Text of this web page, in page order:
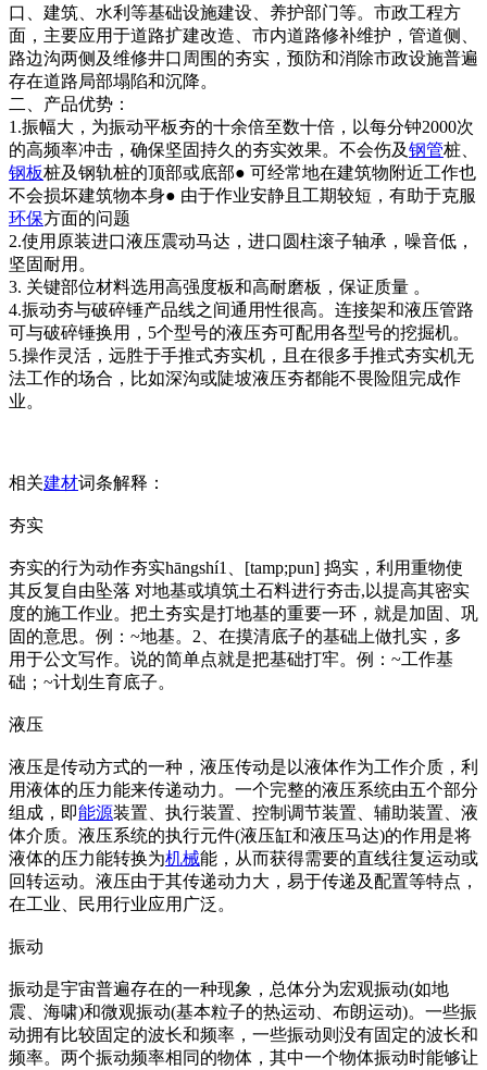
口、建筑、水利等基础设施建设、养护部门等。市政工程方
面，主要应用于道路扩建改造、市内道路修补维护，管道侧、
路边沟两侧及维修井口周围的夯实，预防和消除市政设施普遍
存在道路局部塌陷和沉降。
二、产品优势：
1.振幅大，为振动平板夯的十余倍至数十倍，以每分钟2000次
的高频率冲击，确保坚固持久的夯实效果。不会伤及钢管桩、
钢板桩及钢轨桩的顶部或底部● 可经常地在建筑物附近工作也
不会损坏建筑物本身● 由于作业安静且工期较短，有助于克服
环保方面的问题
2.使用原装进口液压震动马达，进口圆柱滚子轴承，噪音低，
坚固耐用。
3. 关键部位材料选用高强度板和高耐磨板，保证质量 。
4.振动夯与破碎锤产品线之间通用性很高。连接架和液压管路
可与破碎锤换用，5个型号的液压夯可配用各型号的挖掘机。
5.操作灵活，远胜于手推式夯实机，且在很多手推式夯实机无
法工作的场合，比如深沟或陡坡液压夯都能不畏险阻完成作
业。
相关建材词条解释：
夯实
夯实的行为动作夯实hāngshí1、[tamp;pun] 捣实，利用重物使
其反复自由坠落 对地基或填筑土石料进行夯击,以提高其密实
度的施工作业。把土夯实是打地基的重要一环，就是加固、巩
固的意思。例：~地基。2、在摸清底子的基础上做扎实，多
用于公文写作。说的简单点就是把基础打牢。例：~工作基
础；~计划生育底子。
液压
液压是传动方式的一种，液压传动是以液体作为工作介质，利
用液体的压力能来传递动力。一个完整的液压系统由五个部分
组成，即能源装置、执行装置、控制调节装置、辅助装置、液
体介质。液压系统的执行元件(液压缸和液压马达)的作用是将
液体的压力能转换为机械能，从而获得需要的直线往复运动或
回转运动。液压由于其传递动力大，易于传递及配置等特点，
在工业、民用行业应用广泛。
振动
振动是宇宙普遍存在的一种现象，总体分为宏观振动(如地
震、海啸)和微观振动(基本粒子的热运动、布朗运动)。一些振
动拥有比较固定的波长和频率，一些振动则没有固定的波长和
频率。两个振动频率相同的物体，其中一个物体振动时能够让